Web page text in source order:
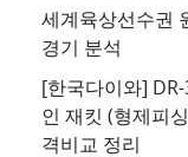
사
이
트
세계육상선수권
경기 분석
[한국다이와]
인 재킷 (형제피
격비교 정리